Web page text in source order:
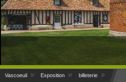
Vascoeuil » Exposition » billeterie »